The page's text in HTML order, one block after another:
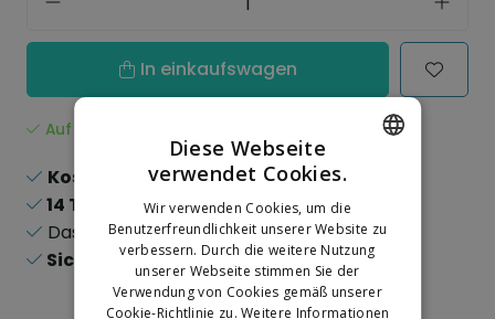
In einkaufswagen
Auf Lager
Kostenloser Versandab 150,-
14 Tage
Rückgaberecht
Das
größteSortiment
Sichere
Online-Zahlungen
DUTCH
GERMAN
Diese Webseite
verwendet Cookies.
Wir verwenden Cookies, um die
Benutzerfreundlichkeit unserer Website zu
verbessern. Durch die weitere Nutzung
unserer Webseite stimmen Sie der
Verwendung von Cookies gemäß unserer
Cookie-Richtlinie zu. Weitere Informationen